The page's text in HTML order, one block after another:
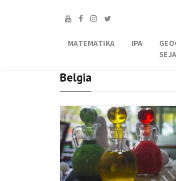
MATEMATIKA IPA
Belgia